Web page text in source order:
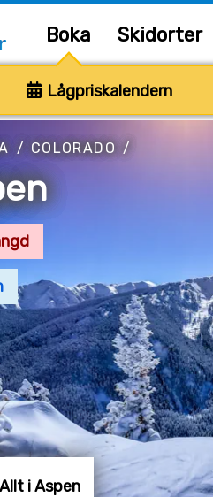
Boka Skidorter
Lågpriskalendern
/ COLORADO /
Allt i Aspen